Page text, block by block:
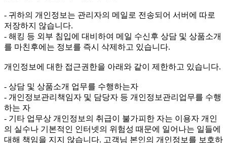
- 귀하의 개인정보는 관리자의 메일로 전송되어 서버에 따로
저장하지 않습니다.
- 해킹 등 외부 침입에 대비하여 메일 수신후 상담 및 상품소개
를 마친후에는 정보를 즉시 삭제하고 있습니다.
개인정보에 대한 접근권한을 아래와 같이 제한하고 있습니다.
- 상담 및 상품소개 업무를 수행하는자
- 개인정보관리책임자 및 담당자 등 개인정보관리업무를 수행
하는 자
- 기타 업무상 개인정보의 취급이 불가피한 자는 이용자 개인
의 실수나 기본적인 인터넷의 위험성 때문에 일어나는 일들에
대해 책임을 지지 않습니다. 고객님 본인의 개인정보를 보호하